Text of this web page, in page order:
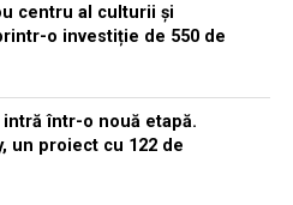
centru al culturii și
o investiție de 550 de
într-o nouă etapă.
un proiect cu 122 de